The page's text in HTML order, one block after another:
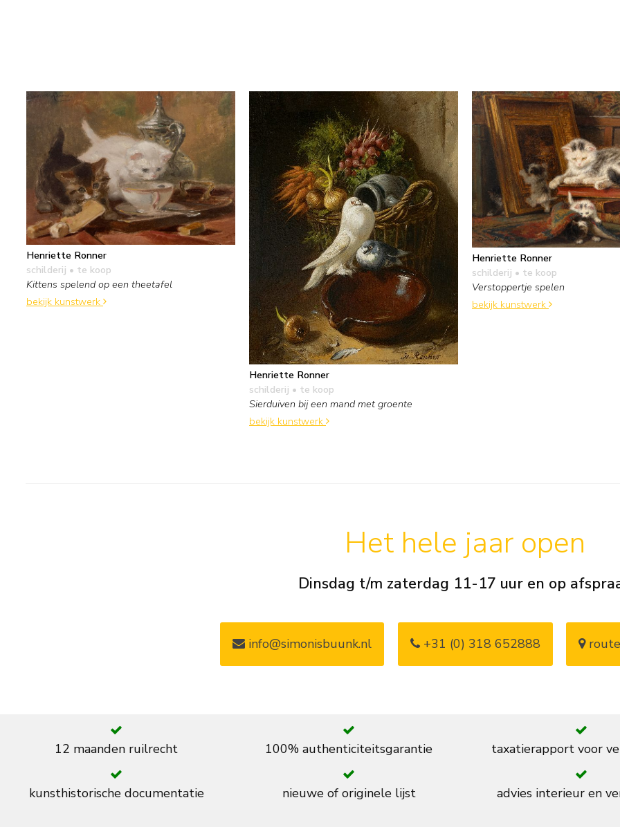
Henriette Ronner
schilderij • te koop
Kittens spelend op een theetafel
bekijk kunstwerk
Henriette Ronner
schilderij • te koop
Sierduiven bij een mand met groente
bekijk kunstwerk
Henriette Ronner
schilderij • te koop
Verstoppertje spelen
bekijk kunstwerk
Het hele jaar open
Dinsdag t/m zaterdag 11-17 uur en op
info@simonisbuunk.nl +31 (0) 318 652888
12 maanden ruilrecht 100% authenticiteitsgarantie taxatierapport voor
kunsthistorische documentatie nieuwe of originele lijst advies interieur en